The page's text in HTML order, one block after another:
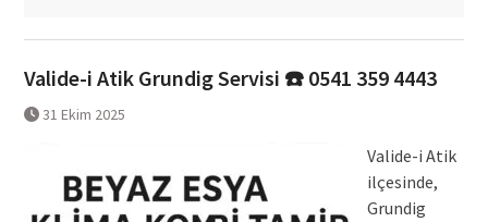
Valide-i Atik Grundig Servisi ☎️ 0541 359 4443
31 Ekim 2025
Valide-i Atik
ilçesinde,
Grundig